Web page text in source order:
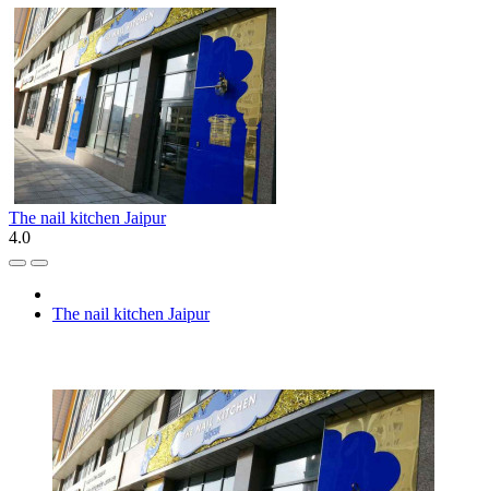
The nail kitchen Jaipur
4.0
The nail kitchen Jaipur